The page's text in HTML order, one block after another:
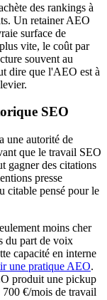
des rankings à
Un retainer AEO
surface de
vite, le coût par
souvent au
dire que l'AEO est à
SEO
une autorité de
que le travail SEO
gagner des citations
presse
citable pensé pour le
moins cher
du part de voix
capacité en interne
une pratique AEO.
produit une pickup
€/mois de travail